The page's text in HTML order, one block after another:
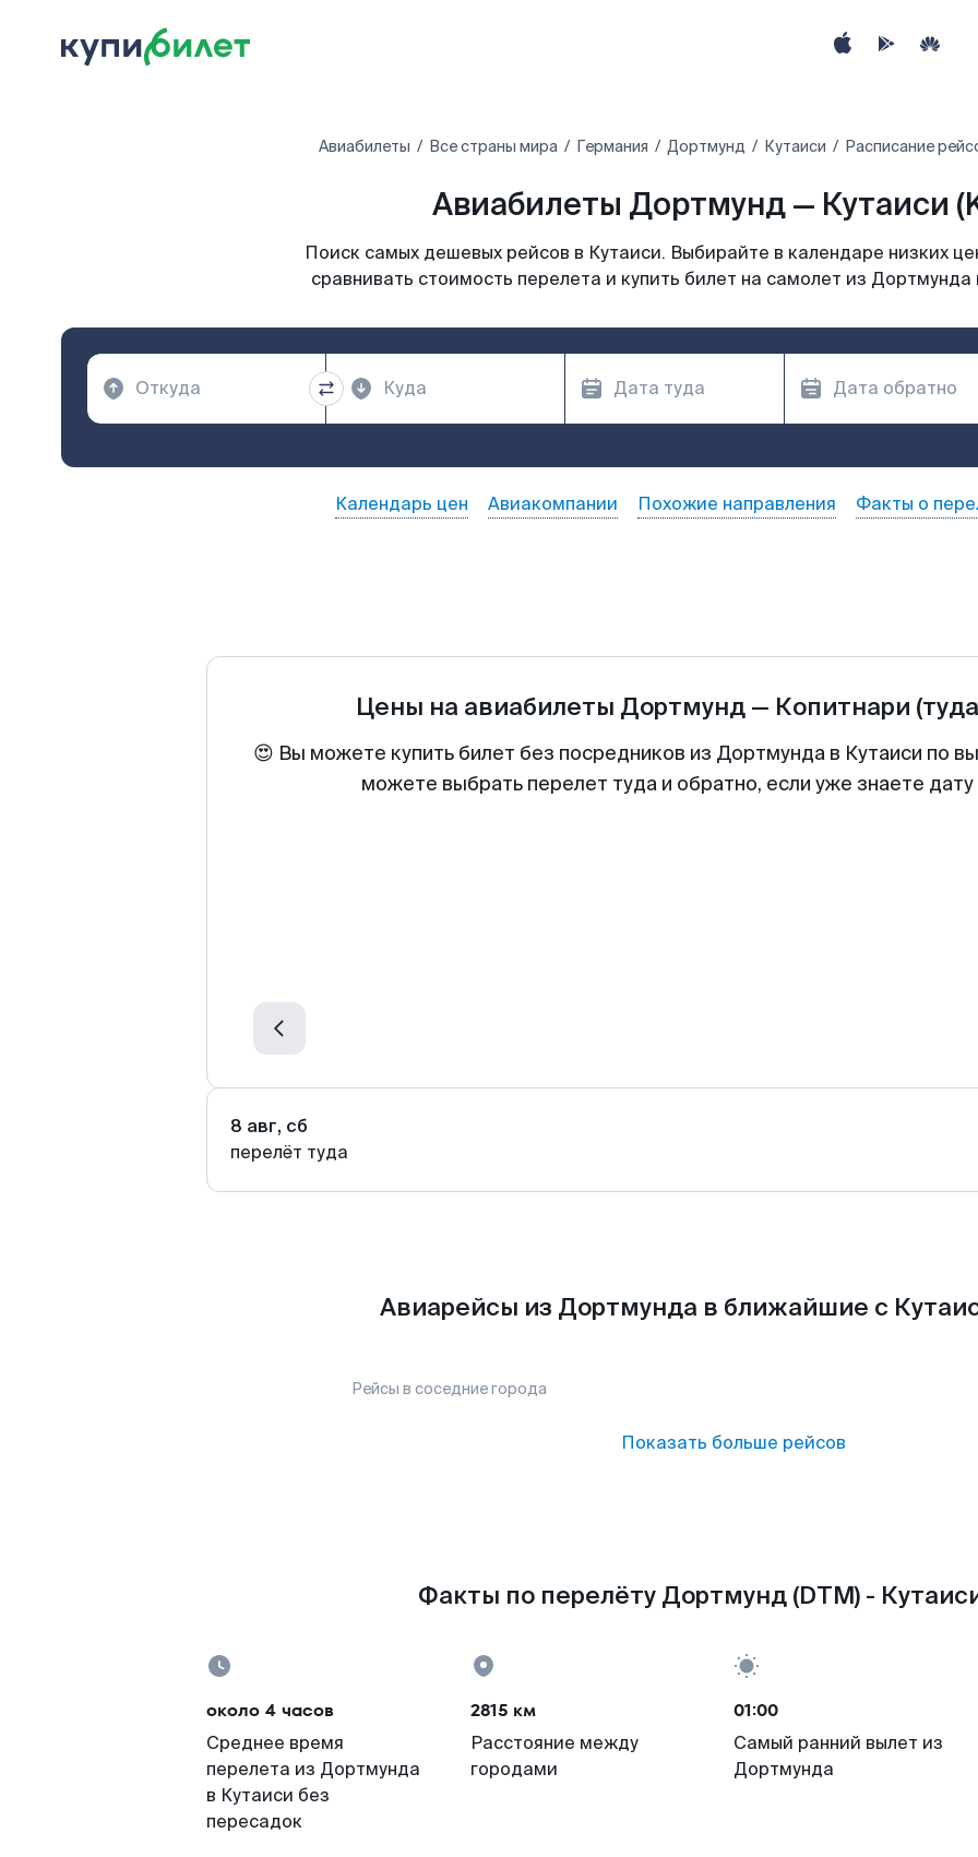
Авиабилеты Все страны мира Германия Дортмунд Кутаиси Расписание
Авиабилеты Дортмунд — Кутаиси
Поиск самых дешевых рейсов в Кутаиси. Выбирайте в календаре низких
сравнивать стоимость перелета и купить билет на самолет из Дортмунда
Календарь цен Авиакомпании Похожие направления Факты о
Цены на авиабилеты Дортмунд — Копитнари
😍 Вы можете купить билет без посредников из Дортмунда в Кутаиси по
можете выбрать перелет туда и обратно, если уже знаете
8 авг, сб
перелёт туда
Авиарейсы из Дортмунда в ближайшие с
Рейсы в соседние города
Показать больше рейсов
Факты по перелёту Дортмунд (DTM) -
около 4 часов
Среднее время
перелета из Дортмунда
в Кутаиси без
пересадок
2815 км
Расстояние между
городами
01:00
Самый ранний вылет из
Дортмунда